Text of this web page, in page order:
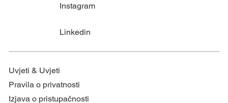
Instagram
Linkedin
Uvjeti & Uvjeti
Pravila o privatnosti
Izjava o pristupačnosti